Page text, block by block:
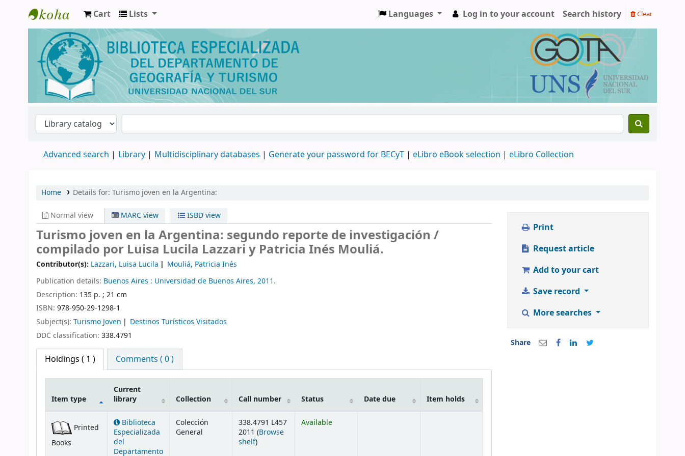
Biblioteca de Geografía y Turismo
Cart Lists Languages Log in to your account Search history Clear
Advanced search Library Multidisciplinary databases | Generate your password for BECyT | eLibro eBook selection | eLibro Collection
Home Details for: Turismo joven en la Argentina:
Normal view MARC view ISBD view
Turismo joven en la Argentina: segundo reporte de investigación /
compilado por Luisa Lucila Lazzari y Patricia Inés Mouliá.
Contributor(s): Lazzari, Luisa Lucila
Mouliá, Patricia Inés
Publication details: Buenos Aires : Universidad de Buenos Aires, 2011.
Description: 135 p. ; 21 cm
ISBN: 978-950-29-1298-1
Subject(s): Turismo Joven
Destinos Turísticos Visitados
DDC classification: 338.4791
Holdings ( 1 ) Comments ( 0 )
Item type
Current
library
Collection Call number Status Date due Item holds
Printed
Books
Biblioteca
Especializada
del
Departamento
Colección
General
338.4791 L457
2011 (Browse
shelf(Opens below)
)
Available
Print
Request article
Add to your cart
Save record
More searches
Share